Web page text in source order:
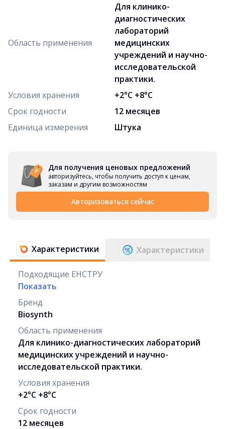
Область применения
Для клинико-
диагностических
лабораторий
медицинских
учреждений и научно-
исследовательской
практики.
Условия хранения
+2°C +8°C
Срок годности
12 месяцев
Единица измерения
Штука
Для получения ценовых предложений
авторизуйтесь, чтобы получить доступ к ценам,
заказам и другим возможностям
Авторизоваться сейчас
Характеристики Характеристики
Подходящие ЕНСТРУ
Показать
Бренд
Biosynth
Область применения
Для клинико-диагностических лабораторий
медицинских учреждений и научно-
исследовательской практики.
Условия хранения
+2°C +8°C
Срок годности
12 месяцев